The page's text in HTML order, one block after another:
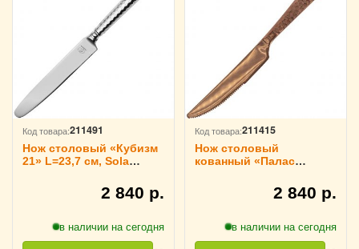
Код товара:211491
Нож столовый «Кубизм
21» L=23,7 см, Sola
2 840 р.
в наличии на сегодня
Код товара:211415
Нож столовый
кованный «Палас
2 840 р.
в наличии на сегодня